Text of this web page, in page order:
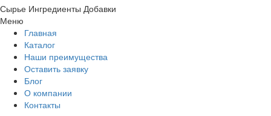
Сырье Ингредиенты Добавки
Меню
Главная
Каталог
Наши преимущества
Оставить заявку
Блог
О компании
Контакты